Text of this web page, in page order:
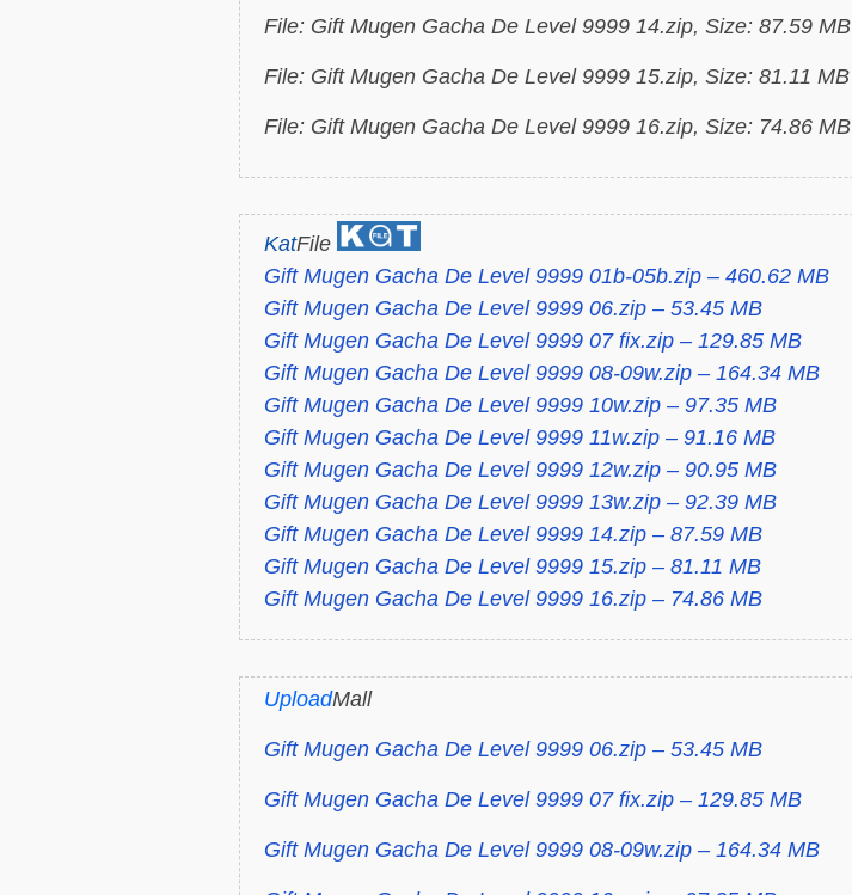
File: Gift Mugen Gacha De Level 9999 14.zip, Size: 87.59 MB
File: Gift Mugen Gacha De Level 9999 15.zip, Size: 81.11 MB
File: Gift Mugen Gacha De Level 9999 16.zip, Size: 74.86 MB
KatFile
Gift Mugen Gacha De Level 9999 01b-05b.zip – 460.62 MB
Gift Mugen Gacha De Level 9999 06.zip – 53.45 MB
Gift Mugen Gacha De Level 9999 07 fix.zip – 129.85 MB
Gift Mugen Gacha De Level 9999 08-09w.zip – 164.34 MB
Gift Mugen Gacha De Level 9999 10w.zip – 97.35 MB
Gift Mugen Gacha De Level 9999 11w.zip – 91.16 MB
Gift Mugen Gacha De Level 9999 12w.zip – 90.95 MB
Gift Mugen Gacha De Level 9999 13w.zip – 92.39 MB
Gift Mugen Gacha De Level 9999 14.zip – 87.59 MB
Gift Mugen Gacha De Level 9999 15.zip – 81.11 MB
Gift Mugen Gacha De Level 9999 16.zip – 74.86 MB
UploadMall
Gift Mugen Gacha De Level 9999 06.zip – 53.45 MB
Gift Mugen Gacha De Level 9999 07 fix.zip – 129.85 MB
Gift Mugen Gacha De Level 9999 08-09w.zip – 164.34 MB